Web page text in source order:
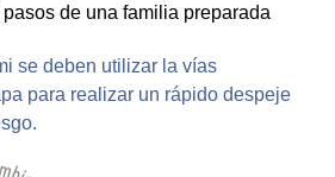
pasos de una familia preparada
se deben utilizar la vías
para realizar un rápido despeje